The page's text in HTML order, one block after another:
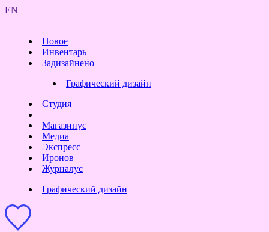
EN
Новое
Инвентарь
Задизайнено
Графический дизайн
Студия
Магазинус
Медиа
Экспресс
Иронов
Журналус
Графический дизайн